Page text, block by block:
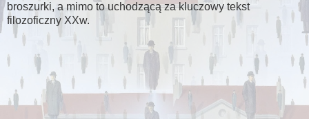
broszurki, a mimo to uchodzącą za kluczowy tekst
filozoficzny XXw.